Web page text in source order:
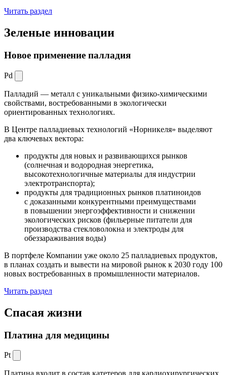
Читать раздел
Зеленые инновации
Новое применение палладия
Pd
Палладий — металл с уникальными физико-химическими
свойствами, востребованными в экологически
ориентированных технологиях.
В Центре палладиевых технологий «Норникеля» выделяют
два ключевых вектора:
продукты для новых и развивающихся рынков
(солнечная и водородная энергетика,
высокотехнологичные материалы для индустрии
электротранспорта);
продукты для традиционных рынков платиноидов
с доказанными конкурентными преимуществами
в повышении энергоэффективности и снижении
экологических рисков (фильерные питатели для
производства стекловолокна и электроды для
обеззараживания воды)
В портфеле Компании уже около 25 палладиевых продуктов,
в планах создать и вывести на мировой рынок к 2030 году 100
новых востребованных в промышленности материалов.
Читать раздел
Спасая жизни
Платина для медицины
Pt